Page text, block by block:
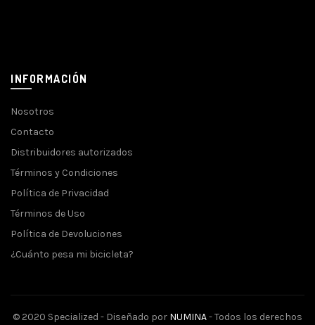
INFORMACIÓN
Nosotros
Contacto
Distribuidores autorizados
Términos y Condiciones
Política de Privacidad
Términos de Uso
Política de Devoluciones
¿Cuánto pesa mi bicicleta?
© 2020 Specialized - Diseñado por NUMINA- Todos los derechos